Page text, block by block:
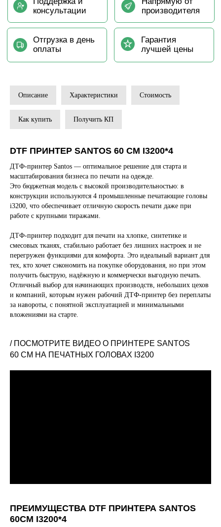
Описание Характеристики Стоимость
Как купить Получить КП
DTF ПРИНТЕР SANTOS 60 СМ I3200*4
ДТФ-принтер Santos — оптимальное решение для старта и
масштабирования бизнеса по печати на одежде.
Это бюджетная модель с высокой производительностью: в
конструкции используются 4 промышленные печатающие головы
i3200, что обеспечивает отличную скорость печати даже при
работе с крупными тиражами.
ДТФ-принтер подходит для печати на хлопке, синтетике и
смесовых тканях, стабильно работает без лишних настроек и не
перегружен функциями для комфорта. Это идеальный вариант для
тех, кто хочет сэкономить на покупке оборудования, но при этом
получить быструю, надёжную и коммерчески выгодную печать.
Отличный выбор для начинающих производств, небольших цехов
и компаний, которым нужен рабочий ДТФ-принтер без переплаты
за навороты, с понятной эксплуатацией и минимальными
вложениями на старте.
/ ПОСМОТРИТЕ ВИДЕО О ПРИНТЕРЕ SANTOS
60 СМ НА ПЕЧАТНЫХ ГОЛОВАХ I3200
ПРЕИМУЩЕСТВА DTF ПРИНТЕРА SANTOS
60CM I3200*4